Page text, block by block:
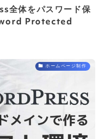
全体をパスワード保
Protected
ホームページ制作